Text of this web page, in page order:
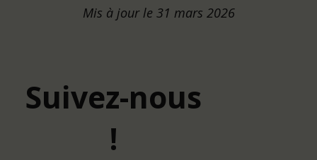
Mis à jour le 31 mars 2026
Suivez-nous
!